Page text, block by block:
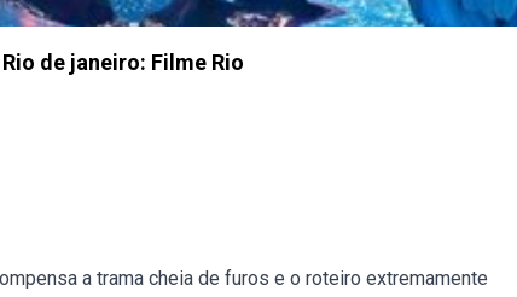
de janeiro: Filme Rio
a trama cheia de furos e o roteiro extremamente